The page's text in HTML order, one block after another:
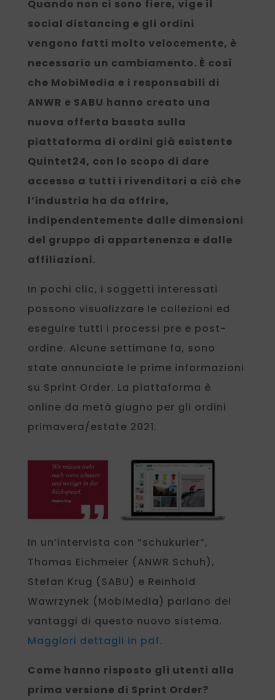
Quando non ci sono fiere, vige il
social distancing e gli ordini
vengono fatti molto velocemente, è
necessario un cambiamento. È così
che MobiMedia e i responsabili di
ANWR e SABU hanno creato una
nuova offerta basata sulla
piattaforma di ordini già esistente
Quintet24, con lo scopo di dare
accesso a tutti i rivenditori a ciò che
l’industria ha da offrire,
indipendentemente dalle dimensioni
del gruppo di appartenenza e dalle
affiliazioni.
In pochi clic, i soggetti interessati
possono visualizzare le collezioni ed
eseguire tutti i processi pre e post-
ordine. Alcune settimane fa, sono
state annunciate le prime informazioni
su Sprint Order. La piattaforma è
online da metà giugno per gli ordini
primavera/estate 2021.
In un’intervista con “schukurier”,
Thomas Eichmeier (ANWR Schuh),
Stefan Krug (SABU) e Reinhold
Wawrzynek (MobiMedia) parlano dei
vantaggi di questo nuovo sistema.
Maggiori dettagli in pdf.
Come hanno risposto gli utenti alla
prima versione di Sprint Order?